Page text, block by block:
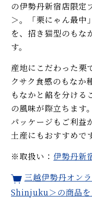
の伊勢丹新宿店限
＞。「栗にゃん最中
を、招き猫型のもな
す。
産地にこだわった栗
クサク食感のもなか
もなかと餡を分ける
の風味が際立ちます
パッケージもご利益
土産にもおすすめで
※取扱い： 伊勢丹新
三越伊勢丹オン
Shinjuku＞の商品